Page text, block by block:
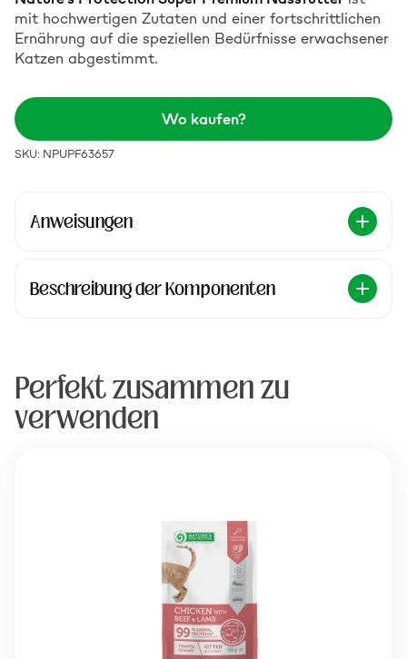
mit hochwertigen Zutaten und einer fortschrittlichen
Ernährung auf die speziellen Bedürfnisse erwachsener
Katzen abgestimmt.
Wo kaufen?
SKU: NPUPF63657
Anweisungen
Beschreibung der Komponenten
Perfekt zusammen zu
verwenden